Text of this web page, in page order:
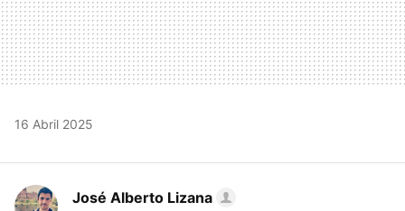
16 Abril 2025
José Alberto Lizana